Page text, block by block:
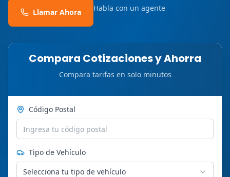
Llamar Ahora Habla con un agente
Compara Cotizaciones y Ahorra
Compara tarifas en solo minutos
Código Postal
Tipo de Vehículo
Selecciona tu tipo de vehículo